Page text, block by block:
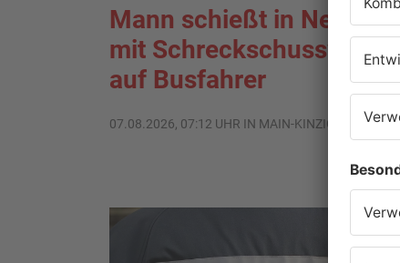
Mann schießt in Neuberg
mit Schreckschusswaffe
auf Busfahrer
07.08.2026, 07:12 UHR IN MAIN-KINZIG-KREIS